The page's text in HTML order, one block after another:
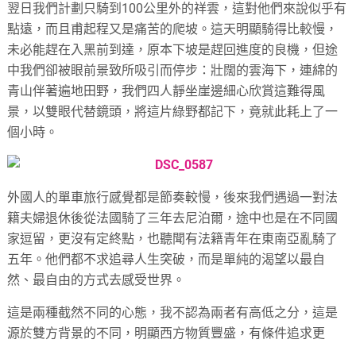
翌日我們計劃只騎到100公里外的祥雲，這對他們來說似乎有
點遠，而且甫起程又是痛苦的爬坡。這天明顯騎得比較慢，
未必能趕在入黑前到達，原本下坡是趕回進度的良機，但途
中我們卻被眼前景致所吸引而停步：壯闊的雲海下，連綿的
青山伴著遍地田野，我們四人靜坐崖邊細心欣賞這難得風
景，以雙眼代替鏡頭，將這片綠野都記下，竟就此耗上了一
個小時。
外國人的單車旅行感覺都是節奏較慢，後來我們遇過一對法
籍夫婦退休後從法國騎了三年去尼泊爾，途中也是在不同國
家逗留，更沒有定終點，也聽聞有法籍青年在東南亞亂騎了
五年。他們都不求追尋人生突破，而是單純的渴望以最自
然、最自由的方式去感受世界。
這是兩種截然不同的心態，我不認為兩者有高低之分，這是
源於雙方背景的不同，明顯西方物質豐盛，有條件追求更